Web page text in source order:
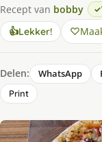
Recept van bobby
👍Lekker!
Delen: WhatsApp
Print